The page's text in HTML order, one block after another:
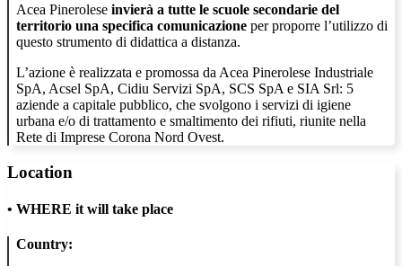
Acea Pinerolese invierà a tutte le scuole secondarie del
territorio una specifica comunicazione per proporre l’utilizzo di
questo strumento di didattica a distanza.
L’azione è realizzata e promossa da Acea Pinerolese Industriale
SpA, Acsel SpA, Cidiu Servizi SpA, SCS SpA e SIA Srl: 5
aziende a capitale pubblico, che svolgono i servizi di igiene
urbana e/o di trattamento e smaltimento dei rifiuti, riunite nella
Rete di Imprese Corona Nord Ovest.
Location
• WHERE it will take place
Country: